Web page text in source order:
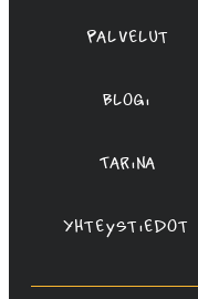
Palvelut
Blogi
Tarina
Yhteystiedot